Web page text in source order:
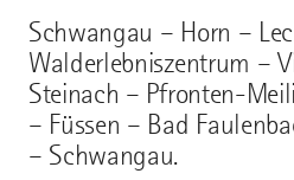
Schwangau – Horn –
Walderlebniszentrum –
Steinach – Pfronten-
– Füssen – Bad
– Schwangau.